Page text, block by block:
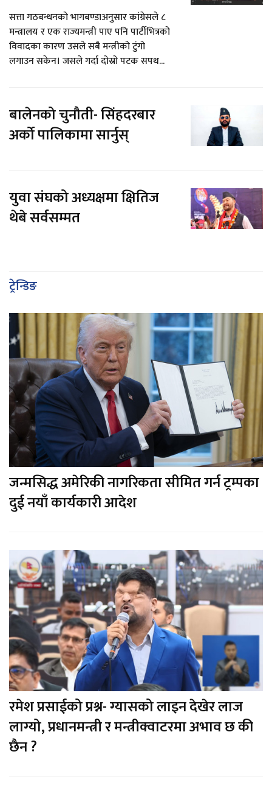
सत्ता गठबन्धनको भागबण्डाअनुसार कांग्रेसले ८
मन्त्रालय र एक राज्यमन्त्री पाए पनि पार्टीभित्रको
विवादका कारण उसले सबै मन्त्रीको टुंगो
लगाउन सकेन। जसले गर्दा दोस्रो पटक सपथ...
बालेनको चुनौती- सिंहदरबार
अर्को पालिकामा सार्नुस्
युवा संघको अध्यक्षमा क्षितिज
थेबे सर्वसम्मत
ट्रेन्डिङ
जन्मसिद्ध अमेरिकी नागरिकता सीमित गर्न ट्रम्पका
दुई नयाँ कार्यकारी आदेश
रमेश प्रसाईको प्रश्न- ग्यासको लाइन देखेर लाज
लाग्यो, प्रधानमन्त्री र मन्त्रीक्वाटरमा अभाव छ की
छैन ?